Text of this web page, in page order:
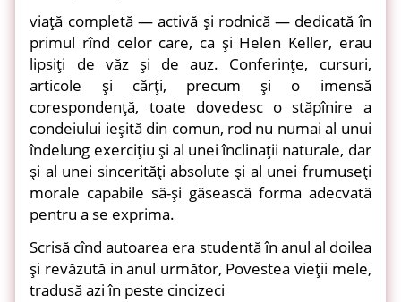
viaţă completă — activă şi rodnică — dedicată în
primul rînd celor care, ca şi Helen Keller, erau
lipsiţi de văz şi de auz. Conferinţe, cursuri,
articole şi cărţi, precum şi o imensă
corespondenţă, toate dovedesc o stăpînire a
condeiului ieşită din comun, rod nu numai al unui
îndelung exerciţiu şi al unei înclinaţii naturale, dar
şi al unei sincerităţi absolute şi al unei frumuseţi
morale capabile să-şi găsească forma adecvată
pentru a se exprima.
Scrisă cînd autoarea era studentă în anul al doilea
şi revăzută in anul următor, Povestea vieţii mele,
tradusă azi în peste cincizeci